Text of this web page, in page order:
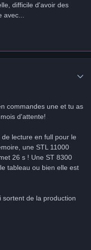
difficile d'avoir des
commandes une et tu as
d'attente!
lecture en full pour le
une STL 11000
26 s ! Une ST 8300
tableau ou bien elle est
sortent de la production